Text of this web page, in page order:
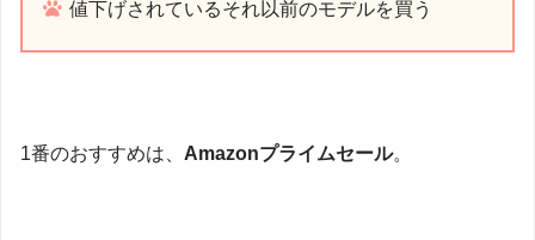
値下げされているそれ以前のモデルを買う
1番のおすすめは、 Amazonプライムセール。